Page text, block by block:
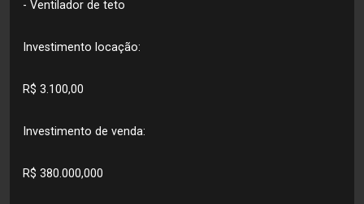
- Ventilador de teto
Investimento locação:
R$ 3.100,00
Investimento de venda:
R$ 380.000,000